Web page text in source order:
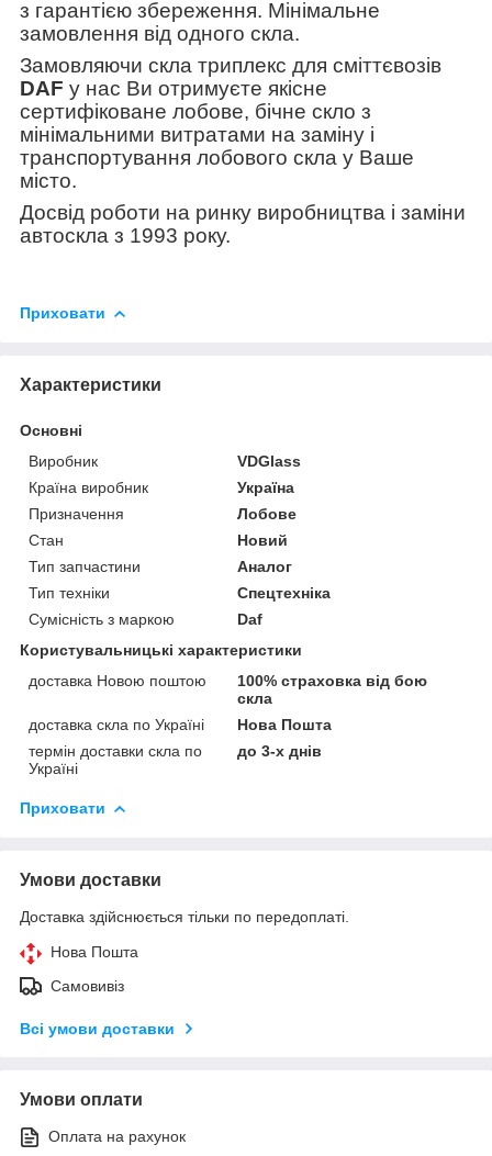
з гарантією збереження. Мінімальне
замовлення від одного скла.
Замовляючи скла триплекс для сміттєвозів
DAF у нас Ви отримуєте якісне
сертифіковане лобове, бічне скло з
мінімальними витратами на заміну і
транспортування лобового скла у Ваше
місто.
Досвід роботи на ринку виробництва і заміни
автоскла з 1993 року.
Приховати
Характеристики
Основні
Виробник
VDGlass
Країна виробник
Україна
Призначення
Лобове
Стан
Новий
Тип запчастини
Аналог
Тип техніки
Спецтехніка
Сумісність з маркою
Daf
Користувальницькі характеристики
доставка Новою поштою
100% страховка від бою
скла
доставка скла по Україні
Нова Пошта
термін доставки скла по
Україні
до 3-х днів
Приховати
Умови доставки
Доставка здійснюється тільки по передоплаті.
Нова Пошта
Самовивіз
Всі умови доставки
Умови оплати
Оплата на рахунок